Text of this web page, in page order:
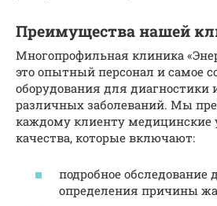
Преимущества нашей
Многопрофильная клиника
это опытный персонал и самое
оборудования для диагностики
различных заболеваний. Мы
каждому клиенту медицинские
качества, которые включают:
подробное обследование
определения причины